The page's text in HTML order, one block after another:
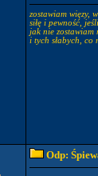
zostawiam więzy,
siłę i pewność,
jak nie zostawiam
i tych słabych, co
Odp: